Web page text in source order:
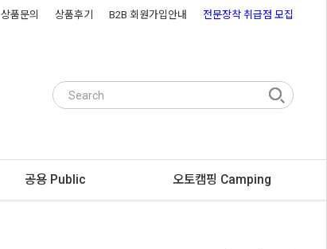
상품문의 상품후기 B2B 회원가입안내 전문장착 취급점 모집
공용 Public 오토캠핑 Camping